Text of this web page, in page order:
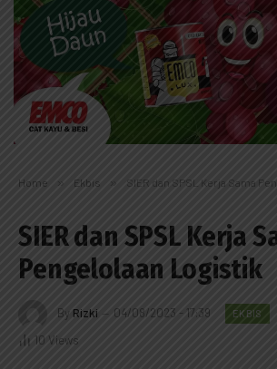
Home » Ekbis » SIER dan SPSL Kerja Sama
SIER dan SPSL Kerja
Pengelolaan Logistik
By Rizki 04/08/2023 - 17:39 EKBIS
10 Views